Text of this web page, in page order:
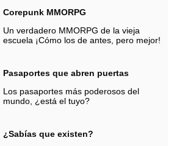
Corepunk MMORPG
Un verdadero MMORPG de la vieja
escuela ¡Cómo los de antes, pero mejor!
Pasaportes que abren puertas
Los pasaportes más poderosos del
mundo, ¿está el tuyo?
¿Sabías que existen?